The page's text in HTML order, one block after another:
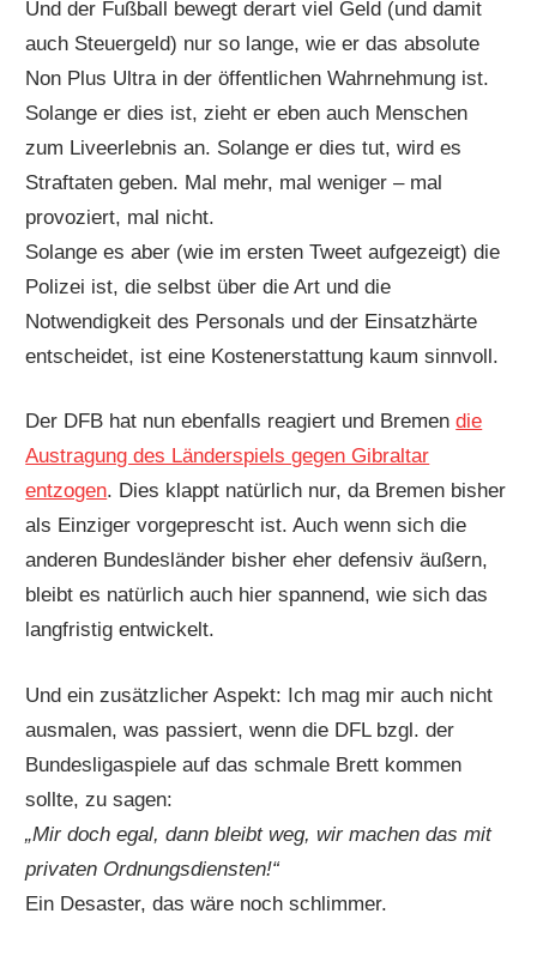
Und der Fußball bewegt derart viel Geld (und damit
auch Steuergeld) nur so lange, wie er das absolute
Non Plus Ultra in der öffentlichen Wahrnehmung ist.
Solange er dies ist, zieht er eben auch Menschen
zum Liveerlebnis an. Solange er dies tut, wird es
Straftaten geben. Mal mehr, mal weniger – mal
provoziert, mal nicht.
Solange es aber (wie im ersten Tweet aufgezeigt) die
Polizei ist, die selbst über die Art und die
Notwendigkeit des Personals und der Einsatzhärte
entscheidet, ist eine Kostenerstattung kaum sinnvoll.
Der DFB hat nun ebenfalls reagiert und Bremendie
Austragung des Länderspiels gegen Gibraltar
entzogen. Dies klappt natürlich nur, da Bremen bisher
als Einziger vorgeprescht ist. Auch wenn sich die
anderen Bundesländer bisher eher defensiv äußern,
bleibt es natürlich auch hier spannend, wie sich das
langfristig entwickelt.
Und ein zusätzlicher Aspekt: Ich mag mir auch nicht
ausmalen, was passiert, wenn die DFL bzgl. der
Bundesligaspiele auf das schmale Brett kommen
sollte, zu sagen:
„Mir doch egal, dann bleibt weg, wir machen das mit
privaten Ordnungsdiensten!“
Ein Desaster, das wäre noch schlimmer.